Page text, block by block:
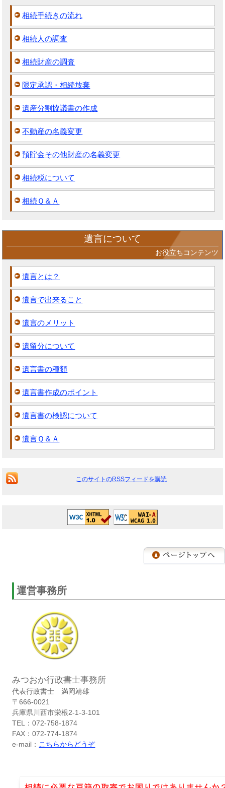
相続手続きの流れ
相続人の調査
相続財産の調査
限定承認・相続放棄
遺産分割協議書の作成
不動産の名義変更
預貯金その他財産の名義変更
相続税について
相続Ｑ＆Ａ
遺言について
お役立ちコンテンツ
遺言とは？
遺言で出来ること
遺言のメリット
遺留分について
遺言書の種類
遺言書作成のポイント
遺言書の検認について
遺言Ｑ＆Ａ
このサイトのRSSフィードを購読
運営事務所
みつおか行政書士事務所
代表行政書士 満岡靖雄
〒666-0021
兵庫県川西市栄根2-1-3-101
TEL：072-758-1874
FAX：072-774-1874
e-mail： こちらからどうぞ